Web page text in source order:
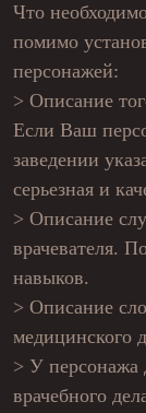
Что
помимо
персонажей:
> Описание
Если Ваш
заведении
серьезная и
> Описание
врачевателя.
навыков.
> Описание
медицинского
> У персонажа
врачебного